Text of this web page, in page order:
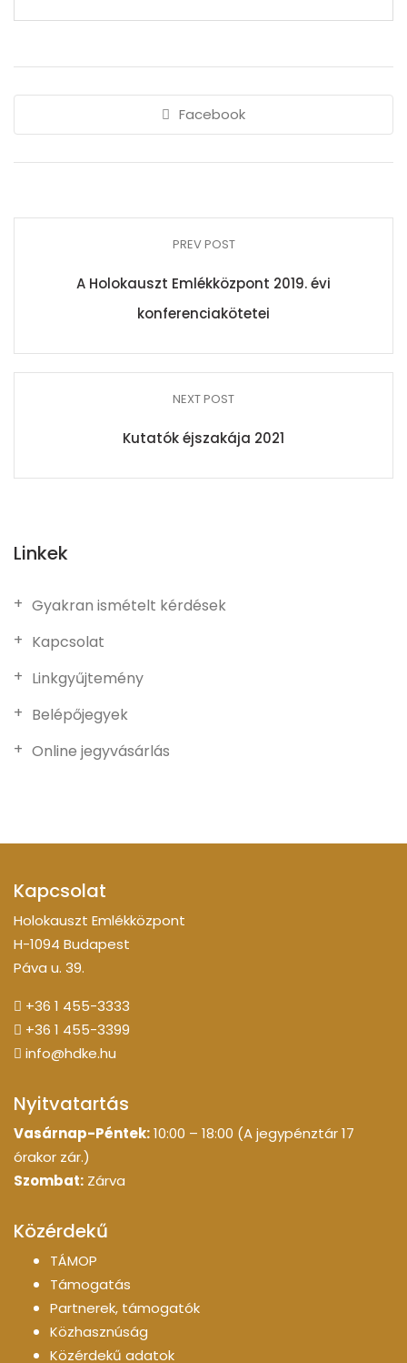
Facebook
PREV POST
A Holokauszt Emlékközpont 2019. évi
konferenciakötetei
NEXT POST
Kutatók éjszakája 2021
Linkek
Gyakran ismételt kérdések
Kapcsolat
Linkgyűjtemény
Belépőjegyek
Online jegyvásárlás
Kapcsolat
Holokauszt Emlékközpont
H-1094 Budapest
Páva u. 39.
+36 1 455-3333
+36 1 455-3399
info@hdke.hu
Nyitvatartás
Vasárnap-Péntek:10:00 – 18:00 (A jegypénztár 17
órakor zár.)
Szombat: Zárva
Közérdekű
TÁMOP
Támogatás
Partnerek, támogatók
Közhasznúság
Közérdekű adatok